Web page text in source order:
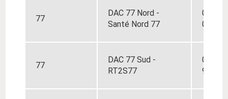
77
DAC 77 Nord -
Santé Nord 77
01 83
00
77
DAC 77 Sud -
RT2S77
01 60
93